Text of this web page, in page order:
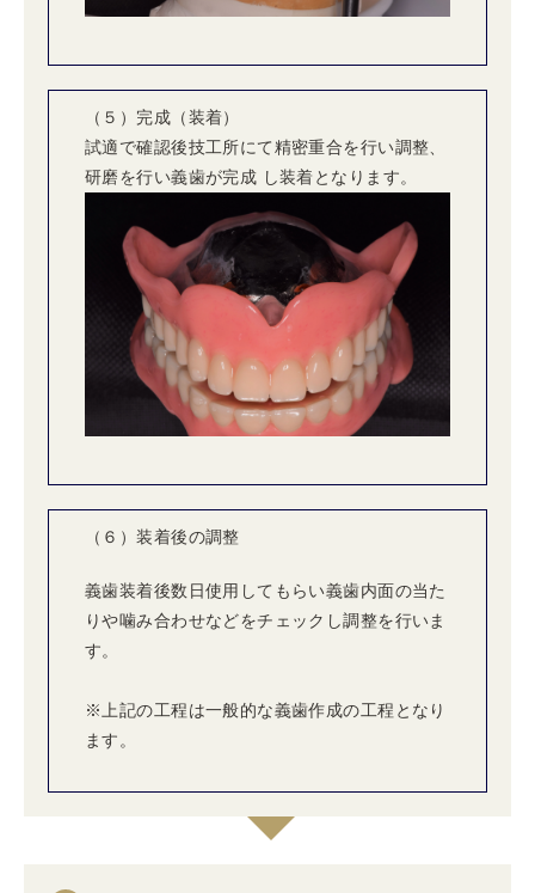
（５）完成（装着）
試適で確認後技工所にて精密重合を行い調整、
研磨を行い義歯が完成 し装着となります。
（６）装着後の調整
義歯装着後数日使用してもらい義歯内面の当た
りや噛み合わせなどをチェックし調整を行いま
す。
※上記の工程は一般的な義歯作成の工程となり
ます。